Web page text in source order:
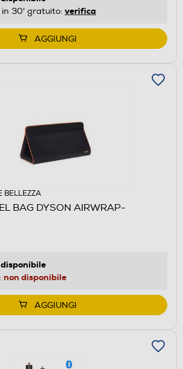
in 30' gratuito: verifica
AGGIUNGI
BELLEZZA
BAG DYSON AIRWRAP-
disponibile
non disponibile
AGGIUNGI